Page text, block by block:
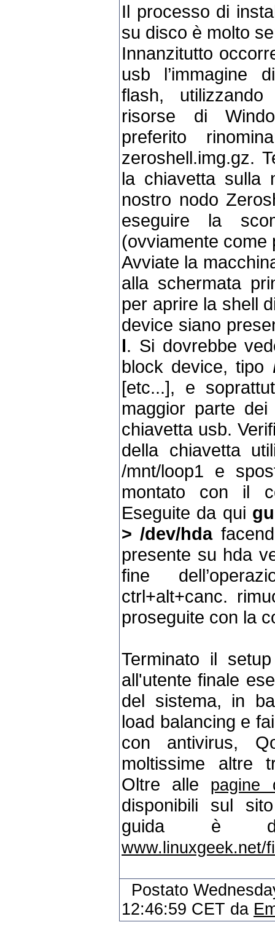
Il processo di
su disco è molto
Innanzitutto
usb l’immagine
flash,
risorse di
preferito
zeroshell.img.gz.
la chiavetta sulla
nostro nodo
eseguire la
(ovviamente come
Avviate la
alla schermata
per aprire la shell
device siano
l. Si dovrebbe
block device, tipo
[etc...], e
maggior parte
chiavetta usb.
della chiavetta
/mnt/loop1 e
montato con il
Eseguite da qui
> /dev/hda
presente su hda
fine
ctrl+alt+canc.
proseguite con la
Terminato il
all'utente finale
del sistema, in
load balancing e
con antivirus,
moltissime altre
Oltre alle pagine
disponibili sul
guida è
www.linuxgeek.net/
Postato
12:46:59 CET da